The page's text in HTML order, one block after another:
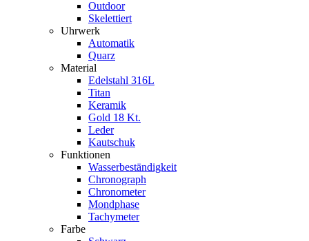
Outdoor
Skelettiert
Uhrwerk
Automatik
Quarz
Material
Edelstahl 316L
Titan
Keramik
Gold 18 Kt.
Leder
Kautschuk
Funktionen
Wasserbeständigkeit
Chronograph
Chronometer
Mondphase
Tachymeter
Farbe